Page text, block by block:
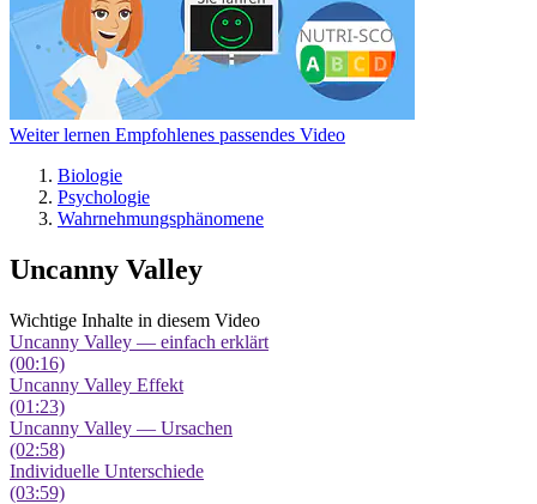
Weiter lernen Empfohlenes passendes Video
Biologie
Psychologie
Wahrnehmungsphänomene
Uncanny Valley
Wichtige Inhalte in diesem Video
Uncanny Valley — einfach erklärt
(00:16)
Uncanny Valley Effekt
(01:23)
Uncanny Valley — Ursachen
(02:58)
Individuelle Unterschiede
(03:59)